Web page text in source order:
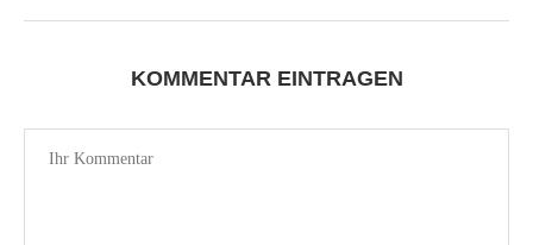
KOMMENTAR EINTRAGEN